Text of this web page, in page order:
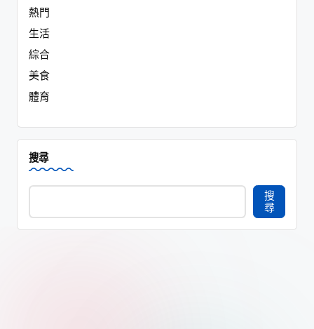
熱門
生活
綜合
美食
體育
搜尋
搜
尋